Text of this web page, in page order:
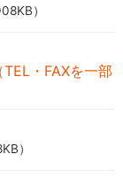
）
・FAXを一部
）